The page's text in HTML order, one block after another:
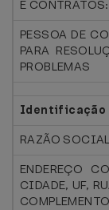
E CONTRATOS:
PESSOA DE
PARA
PROBLEMAS
Identificação
RAZÃO SOCIAL
ENDEREÇO
CIDADE, UF,